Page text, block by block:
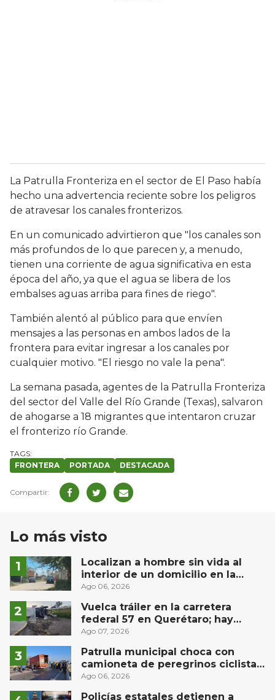
La Patrulla Fronteriza en el sector de El Paso había
hecho una advertencia reciente sobre los peligros
de atravesar los canales fronterizos.
En un comunicado advirtieron que "los canales son
más profundos de lo que parecen y, a menudo,
tienen una corriente de agua significativa en esta
época del año, ya que el agua se libera de los
embalses aguas arriba para fines de riego".
También alentó al público para que envíen
mensajes a las personas en ambos lados de la
frontera para evitar ingresar a los canales por
cualquier motivo. "El riesgo no vale la pena".
La semana pasada, agentes de la Patrulla Fronteriza
del sector del Valle del Río Grande (Texas), salvaron
de ahogarse a 18 migrantes que intentaron cruzar
el fronterizo río Grande.
FRONTERA PORTADA DESTACADA
Lo más visto
Localizan a hombre sin vida al
interior de un domicilio en la
comunidad El Rodeo, San Juan del
Ago 06, 2026
Vuelca tráiler en la carretera
federal 57 en Querétaro; hay
derrame de combustible
Ago 07, 2026
Patrulla municipal choca con
camioneta de peregrinos ciclistas
en la autopista México-Querétaro
Ago 06, 2026
Policías estatales detienen a